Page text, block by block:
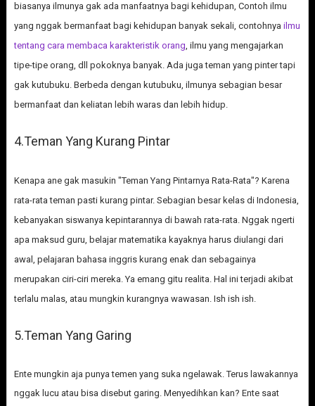
biasanya ilmunya gak ada manfaatnya bagi kehidupan, Contoh ilmu
yang nggak bermanfaat bagi kehidupan banyak sekali, contohnya ilmu
tentang cara membaca karakteristik orang, ilmu yang mengajarkan
tipe-tipe orang, dll pokoknya banyak. Ada juga teman yang pinter tapi
gak kutubuku. Berbeda dengan kutubuku, ilmunya sebagian besar
bermanfaat dan keliatan lebih waras dan lebih hidup.
4.Teman Yang Kurang Pintar
Kenapa ane gak masukin "Teman Yang Pintarnya Rata-Rata"? Karena
rata-rata teman pasti kurang pintar. Sebagian besar kelas di Indonesia,
kebanyakan siswanya kepintarannya di bawah rata-rata. Nggak ngerti
apa maksud guru, belajar matematika kayaknya harus diulangi dari
awal, pelajaran bahasa inggris kurang enak dan sebagainya
merupakan ciri-ciri mereka. Ya emang gitu realita. Hal ini terjadi akibat
terlalu malas, atau mungkin kurangnya wawasan. Ish ish ish.
5.Teman Yang Garing
Ente mungkin aja punya temen yang suka ngelawak. Terus lawakannya
nggak lucu atau bisa disebut garing. Menyedihkan kan? Ente saat